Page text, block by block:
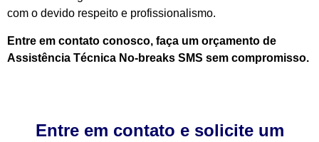
com o devido respeito e profissionalismo.
Entre em contato conosco, faça um orçamento de
Assistência Técnica No-breaks SMS sem compromisso.
Entre em contato e solicite um